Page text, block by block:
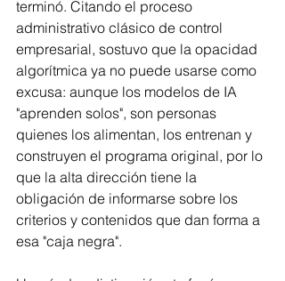
terminó. Citando el proceso
administrativo clásico de control
empresarial, sostuvo que la opacidad
algorítmica ya no puede usarse como
excusa: aunque los modelos de IA
"aprenden solos", son personas
quienes los alimentan, los entrenan y
construyen el programa original, por lo
que la alta dirección tiene la
obligación de informarse sobre los
criterios y contenidos que dan forma a
esa "caja negra".